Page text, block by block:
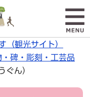
（観光サイト）
・碑・彫刻・工芸品
ぐん）